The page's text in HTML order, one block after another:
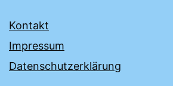
Kontakt
Impressum
Datenschutzerklärung